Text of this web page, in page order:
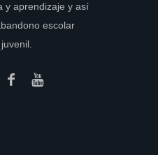
y aprendizaje y así
escolar